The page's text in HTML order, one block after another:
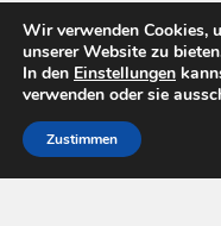
Wir verwenden Cookies,
unserer Website zu
In den Einstellungen
verwenden oder sie
Zustimmen